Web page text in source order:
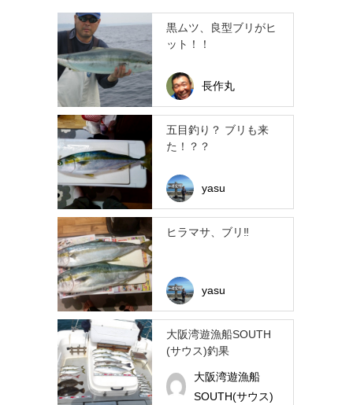
黒ムツ、良型ブリがヒ
ット！！
長作丸
五目釣り？ ブリも来
た！？？
yasu
ヒラマサ、ブリ‼︎
yasu
大阪湾遊漁船SOUTH
(サウス)釣果
大阪湾遊漁船
SOUTH(サウス)